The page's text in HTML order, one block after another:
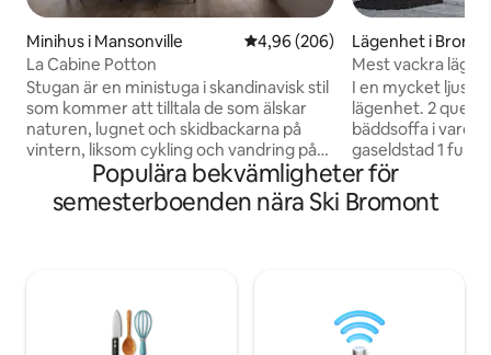
Minihus i Mansonville 4,96 av 5 i genomsnittligt
4,96 (206)
La Cabine Potton
Stugan är en ministuga i skandinavisk stil
som kommer att tilltala de som älskar
naturen, lugnet och skidbackarna på
vintern, liksom cykling och vandring på
sommaren. Denna stuga har utformats i
harmoni med sin omgivning. Dessutom
gör dess storlek att du kan njuta av
dina behov. Kom och koppla av i detta
unika boende! CITQ-certifikat #311739
Lägenhet i
Mest vackra
Vieux
I en mycket ljus
lägenhet. 2
bäddsoffa i
gaseldstad 1 fullt
dusch.
och butiker i
minuters
runt från 9:00 till
saltad pool från 1
Populära bekvämligheter för
semesterboenden nära Ski Bromont